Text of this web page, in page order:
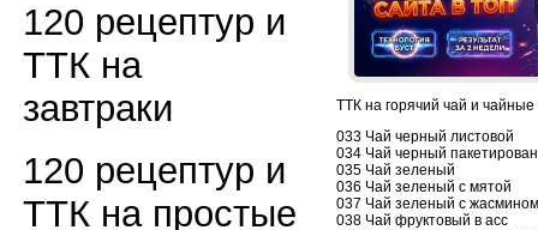
120 рецептур и
ТТК на
завтраки
120 рецептур и
ТТК на простые
ТТК на горячий чай и чайные
033 Чай черный листовой
034 Чай черный
035 Чай зеленый
036 Чай зеленый с мятой
037 Чай зеленый с жасмином
038 Чай фруктовый в асс